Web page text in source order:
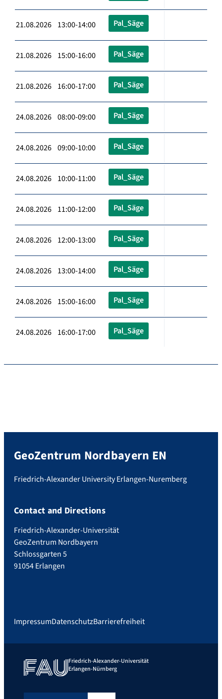
21.08.2026 13:00-14:00 Pal_Säge
21.08.2026 15:00-16:00 Pal_Säge
21.08.2026 16:00-17:00 Pal_Säge
24.08.2026 08:00-09:00 Pal_Säge
24.08.2026 09:00-10:00 Pal_Säge
24.08.2026 10:00-11:00 Pal_Säge
24.08.2026 11:00-12:00 Pal_Säge
24.08.2026 12:00-13:00 Pal_Säge
24.08.2026 13:00-14:00 Pal_Säge
24.08.2026 15:00-16:00 Pal_Säge
24.08.2026 16:00-17:00 Pal_Säge
GeoZentrum Nordbayern EN
Friedrich-Alexander University Erlangen-Nuremberg
Contact and Directions
Friedrich-Alexander-Universität
GeoZentrum Nordbayern
Schlossgarten 5
91054 Erlangen
ImpressumDatenschutzBarrierefreiheit
Friedrich-Alexander-Universität
Erlangen-Nürnberg